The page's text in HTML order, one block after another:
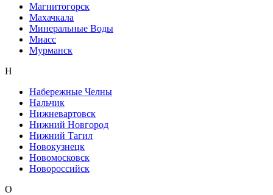
Магнитогорск
Махачкала
Минеральные Воды
Миасс
Мурманск
Н
Набережные Челны
Нальчик
Нижневартовск
Нижний Новгород
Нижний Тагил
Новокузнецк
Новомосковск
Новороссийск
О